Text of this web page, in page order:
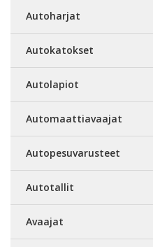
Autoharjat
Autokatokset
Autolapiot
Automaattiavaajat
Autopesuvarusteet
Autotallit
Avaajat